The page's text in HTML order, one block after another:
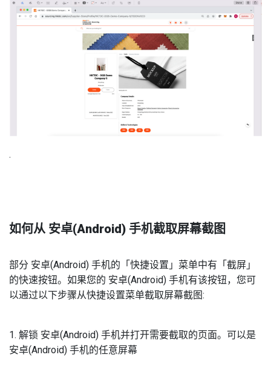
.
如何从 安卓(Android) 手机截取屏幕截图
部分 安卓(Android) 手机的「快捷设置」菜单中有「截屏」
的快速按钮。如果您的 安卓(Android) 手机有该按钮，您可
以通过以下步骤从快捷设置菜单截取屏幕截图:
1. 解锁 安卓(Android) 手机并打开需要截取的页面。可以是
安卓(Android) 手机的任意屏幕